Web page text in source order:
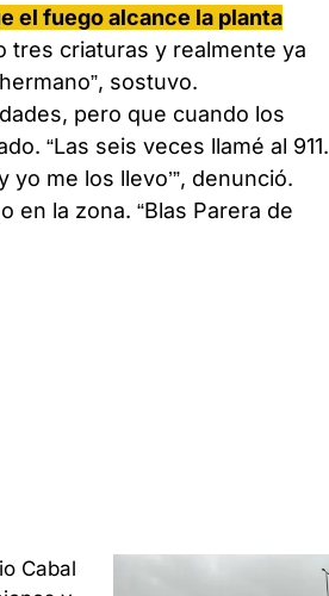
el fuego alcance la planta
tres criaturas y realmente ya
sostuvo.
pero que cuando los
“Las seis veces llamé al 911.
yo me los llevo’”, denunció.
en la zona. “Blas Parera de